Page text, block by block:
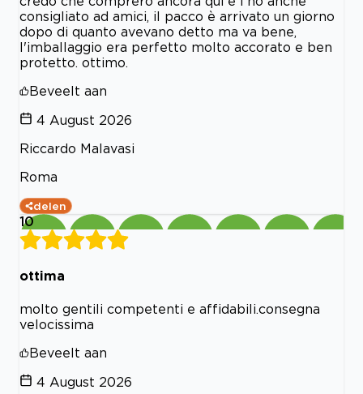
consigliato ad amici, il pacco è arrivato un giorno
dopo di quanto avevano detto ma va bene,
l'imballaggio era perfetto molto accorato e ben
protetto. ottimo.
Beveelt aan
4 August 2026
Riccardo Malavasi
Roma
delen
10
ottima
molto gentili competenti e affidabili.consegna
velocissima
Beveelt aan
4 August 2026